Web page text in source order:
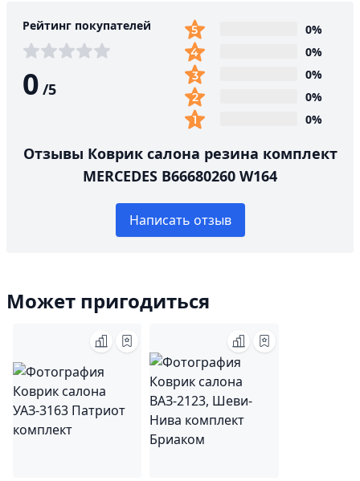
Рейтинг покупателей
0 /5
0%
0%
0%
0%
0%
Отзывы Коврик салона резина комплект
MERCEDES B66680260 W164
Написать отзыв
Может пригодиться